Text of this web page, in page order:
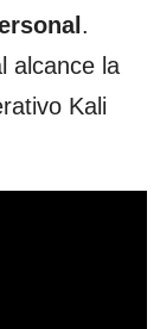
.
alcance la
Kali